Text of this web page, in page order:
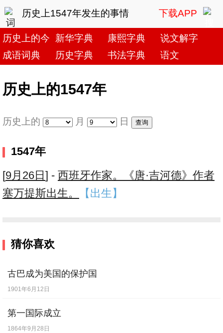
历史上1547年发生的事情 下载APP
历史上的今天新华字典 康熙字典
说文解字
成语词典
历史字典 书法字典 语文
历史上的1547年
历史上的 月 日
1547年
[9月26日 ] - 西班牙作家。《唐·吉河德》作者
塞万提斯出生。
【出生】
猜你喜欢
古巴成为美国的保护国
1901年6月12日
第一国际成立
1864年9月28日